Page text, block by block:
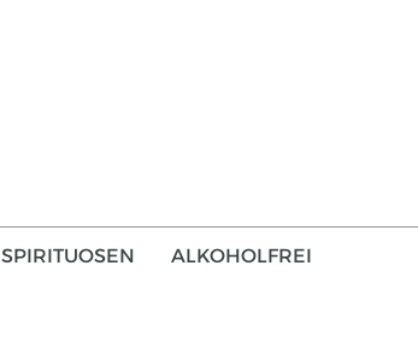
SPIRITUOSEN ALKOHOLFREI